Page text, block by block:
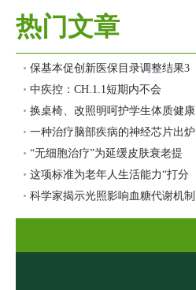
热门文章
保基本促创新医保目录调整结果3
中疾控：CH.1.1短期内不会
换桌椅、改照明呵护学生体质健康
一种治疗脑部疾病的神经芯片出炉
“无细胞治疗”为延缓皮肤衰老提
这项标准为老年人生活能力“打分
科学家揭示光照影响血糖代谢机制